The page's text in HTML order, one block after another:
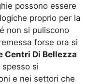
possono essere
proprio per la
non si puliscono
forse ora si
Centri Di Bellezza
spesso si
e nei settori che